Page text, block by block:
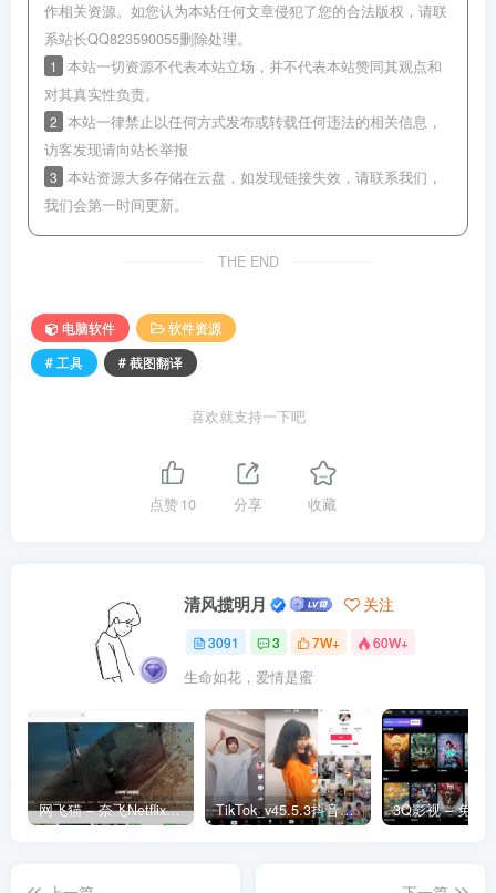
作相关资源。如您认为本站任何文章侵犯了您的合法版权，请联
系站长QQ823590055删除处理。
1
本站一切资源不代表本站立场，并不代表本站赞同其观点和
对其真实性负责。
2 本站一律禁止以任何方式发布或转载任何违法的相关信息，
访客发现请向站长举报
3 本站资源大多存储在云盘，如发现链接失效，请联系我们，
我们会第一时间更新。
THE END
电脑软件
软件资源
# 工具
# 截图翻译
喜欢就支持一下吧
点赞10 分享 收藏
清风揽明月 关注
3091 3 7W+ 60W+
生命如花，爱情是蜜
网飞猫 – 奈飞Netflix免费看 TikTok_v45.5.3抖音国际版_免拔卡解锁全球版